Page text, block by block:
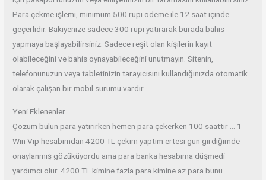
Para çekme işlemi, minimum 500 rupi ödeme ile 12 saat içinde
geçerlidir. Bakiyenize sadece 300 rupi yatırarak burada bahis
yapmaya başlayabilirsiniz. Sadece reşit olan kişilerin kayıt
olabileceğini ve bahis oynayabileceğini unutmayın. Sitenin,
telefonunuzun veya tabletinizin tarayıcısını kullandığınızda otomatik
olarak çalışan bir mobil sürümü vardır.
Yeni Eklenenler
Çözüm bulun para yatırırken hemen para çekerken 100 saattir … 1
Win Vıp hesabımdan 4200 TL çekim yaptım ertesi gün girdiğimde
onaylanmış gözüküyordu ama para banka hesabıma düşmedi
yardımcı olur. 4200 TL kimine fazla para kimine az para bunu